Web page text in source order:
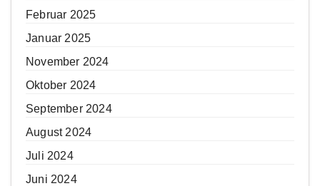
Februar 2025
Januar 2025
November 2024
Oktober 2024
September 2024
August 2024
Juli 2024
Juni 2024